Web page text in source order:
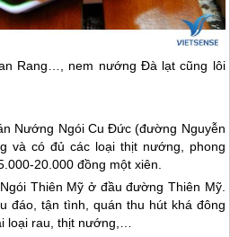
Rang…, nem nướng Đà lạt cũng lôi
Nướng Ngói Cu Đức (đường Nguyễn
và có đủ các loại thịt nướng, phong
20.000 đồng một xiên.
Thiên Mỹ ở đầu đường Thiên Mỹ.
đáo, tận tình, quán thu hút khá đông
loại rau, thịt nướng,…